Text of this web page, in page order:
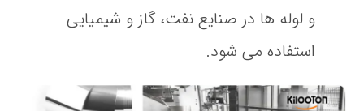
و لوله‌ ها در صنایع نفت، گاز و شیمیایی
استفاده می‌ شود.